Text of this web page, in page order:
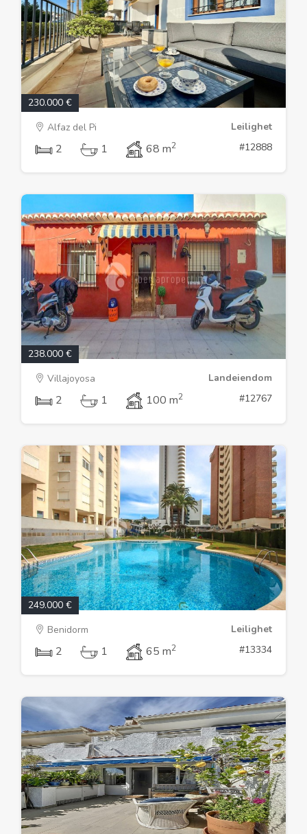
230.000 €
Alfaz del Pi
Leilighet
2 1 68 m2 #12888
238.000 €
Villajoyosa
Landeiendom
2 1 100 m2 #12767
249.000 €
Benidorm
Leilighet
2 1 65 m2 #13334